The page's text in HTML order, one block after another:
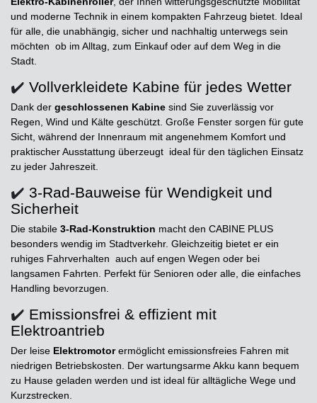
und moderne Technik in einem kompakten Fahrzeug bietet. Ideal
für alle, die unabhängig, sicher und nachhaltig unterwegs sein
möchten ob im Alltag, zum Einkauf oder auf dem Weg in die
Stadt.
✔️ Vollverkleidete Kabine für jedes Wetter
Dank der geschlossenen Kabine sind Sie zuverlässig vor
Regen, Wind und Kälte geschützt. Große Fenster sorgen für gute
Sicht, während der Innenraum mit angenehmem Komfort und
praktischer Ausstattung überzeugt ideal für den täglichen Einsatz
zu jeder Jahreszeit.
✔️ 3-Rad-Bauweise für Wendigkeit und
Sicherheit
Die stabile 3-Rad-Konstruktion macht den CABINE PLUS
besonders wendig im Stadtverkehr. Gleichzeitig bietet er ein
ruhiges Fahrverhalten auch auf engen Wegen oder bei
langsamen Fahrten. Perfekt für Senioren oder alle, die einfaches
Handling bevorzugen.
✔️ Emissionsfrei & effizient mit
Elektroantrieb
Der leise Elektromotorermöglicht emissionsfreies Fahren mit
niedrigen Betriebskosten. Der wartungsarme Akku kann bequem
zu Hause geladen werden und ist ideal für alltägliche Wege und
Kurzstrecken.